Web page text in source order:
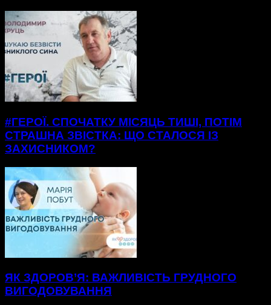
#ГЕРОЇ. СПОЧАТКУ МІСЯЦЬ ТИШІ, ПОТІМ
СТРАШНА ЗВІСТКА: ЩО СТАЛОСЯ ІЗ
ЗАХИСНИКОМ?
ЯК ЗДОРОВ’Я: ВАЖЛИВІСТЬ ГРУДНОГО
ВИГОДОВУВАННЯ